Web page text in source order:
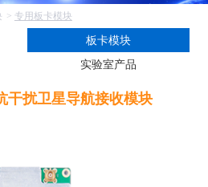
专用板卡模块
板卡模块
实验室产品
干扰卫星导航接收模块